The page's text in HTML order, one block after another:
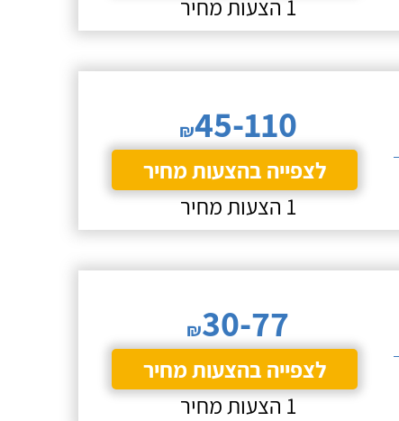
1 הצעות מחיר
₪45-110
לצפייה בהצעות מחיר
1 הצעות מחיר
₪30-77
לצפייה בהצעות מחיר
1 הצעות מחיר